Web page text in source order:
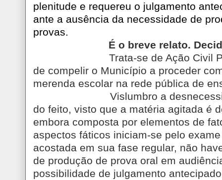
plenitude e requereu o julgamento
ante a ausência da necessidade de
provas.
É o breve relato.
Trata-se de Ação Civil
de compelir o Município a proceder
merenda escolar na rede pública de
Vislumbro a
do feito, visto que a matéria agitada é
embora composta por elementos de
aspectos fáticos iniciam-se pelo
acostada em sua fase regular, não
de produção de prova oral em
possibilidade de julgamento